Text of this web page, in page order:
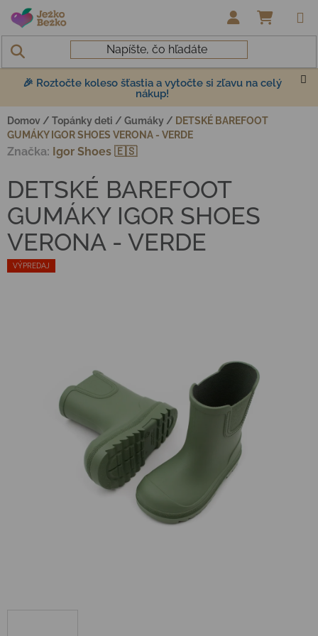
Prejsť na obsah
🎉 Roztočte koleso šťastia a vytočte si zľavu na celý
nákup!
Domov / Topánky deti / Gumáky / DETSKÉ BAREFOOT
GUMÁKY IGOR SHOES VERONA - VERDE
VÝPREDAJ
DETSKÉ BAREFOOT
GUMÁKY IGOR SHOES
VERONA - VERDE
Značka: Igor Shoes 🇪🇸